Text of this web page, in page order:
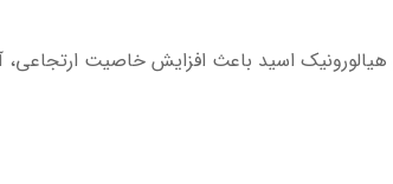
هیالورونیک اسید باعث افزایش خاصیت